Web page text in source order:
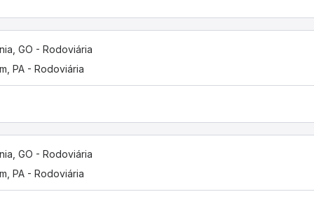
GO - Rodoviária
PA - Rodoviária
GO - Rodoviária
PA - Rodoviária